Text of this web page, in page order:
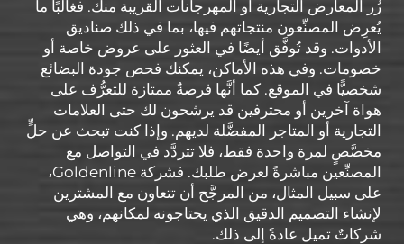
زُر المعارض التجارية أو المهرجانات القريبة منك. فغالبًا ما
يُعرِض المصنِّعون منتجاتهم فيها، بما في ذلك صناديق
الأدوات. وقد تُوفَّق أيضًا في العثور على عروض خاصة أو
خصومات. وفي هذه الأماكن، يمكنك فحص جودة البضائع
شخصيًّا في الموقع. كما أنَّها فرصةٌ ممتازة للتعرُّف على
هواة آخرين أو محترفين قد يرشحون لك حتى العلامات
التجارية أو المتاجر المفضَّلة لديهم. وإذا كنت تبحث عن حلٍّ
مخصَّصٍ لمرة واحدة فقط، فلا تتردَّد في التواصل مع
المصنِّعين مباشرةً لعرض طلبك. فشركة Goldenline،
على سبيل المثال، من المرجَّح أن تتعاون مع المشترين
لإنشاء التصميم الدقيق الذي يحتاجونه لمكانهم، وهي
شركاتٌ تميل عادةً إلى ذلك.